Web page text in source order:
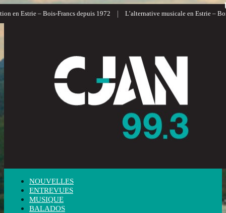
en Estrie – Bois-Francs depuis 1972 L’alternative musicale en Estrie –
NOUVELLES
ENTREVUES
MUSIQUE
BALADOS